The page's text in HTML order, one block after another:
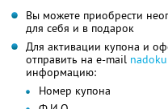
Вы можете приобрести
для себя и в подарок
Для активации купона и
отправить на e-mail
информацию:
Номер купона